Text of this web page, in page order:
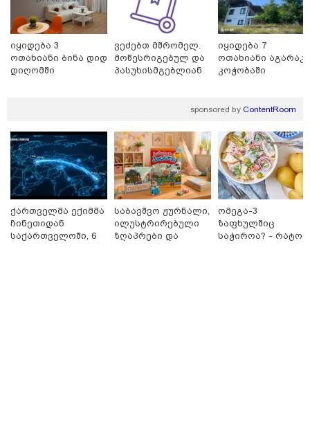
ბერუაშვილის დედა
09:25 / 07-08-2026
"დასრულდა 9-თვიანი კოშმარი 570 ოჯახისთვის" -
"სფერო ჰოლდინგის" თანამშრომლებს განაჩენი
იყიდება 3
ოთახიანი ბინა დიდ
დიღომში
ვეძებთ მშრომელ.
მოწესრიგებულ და
პასუხისმგებლიან
იყიდება 7
ოთახიანი აგარაკი
კოჭობაში
sponsored by ContentRoom
ქართველმა ექიმმა
ჩინეთიდან
საქართველოში, 6
საბავშვო ჟურნალი,
ილუსტრირებული
ზღაპრები და
ომეგა-3
ზაფხულშიც
საჭიროა? - რატომ